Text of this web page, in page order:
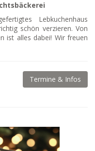
Lebkuchenhaus
schön verzieren. Von
ist alles dabei! Wir freuen
Termine & Infos